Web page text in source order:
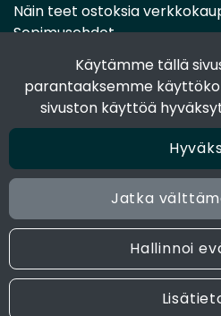
Käytämme tällä
parantaaksemme
sivuston käyttöä
Jatka
Hallinnoi
Näin teet ostoksia
Sopimusehdot
Toimitustavat
Maksutavat
Tietosuojaseloste
Seuraa sosiaalisessa
Facebook
Instagram
© 2024 Joen Tukkutiimi. All